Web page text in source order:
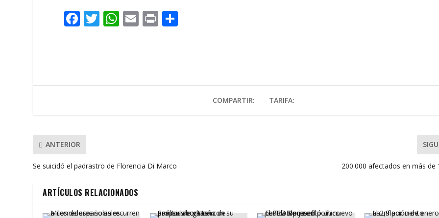
F
o
T W
A
E Pr
ar
COMPARTIR: TARIFA:
ANTERIOR
Se suicidó el padrastro de Florencia Di Marco 200.000 afectados en más de
ARTÍCULOS RELACIONADOS